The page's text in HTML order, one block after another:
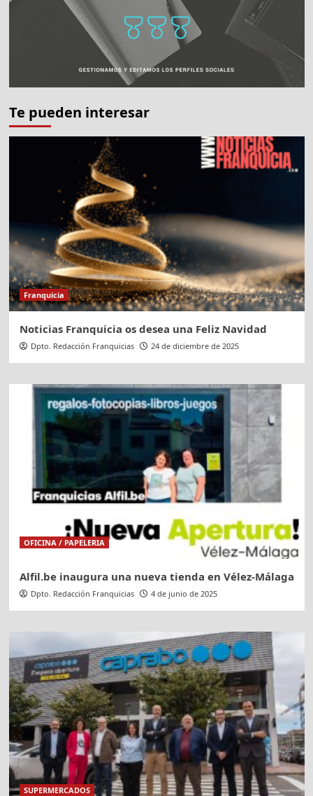
Te pueden interesar
Franquicia
Noticias Franquicia os desea una Feliz Navidad
Dpto. Redacción Franquicias 24 de diciembre de 2025
OFICINA / PAPELERIA
Alfil.be inaugura una nueva tienda en Vélez-Málaga
Dpto. Redacción Franquicias 4 de junio de 2025
SUPERMERCADOS